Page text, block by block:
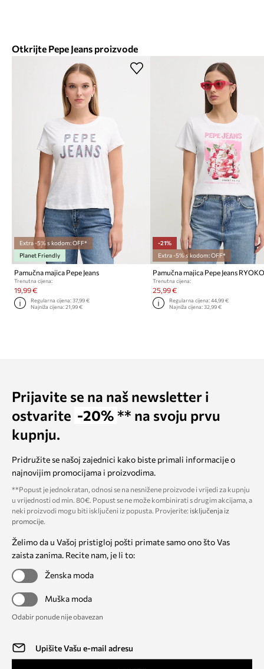
Otkrijte Pepe Jeans proizvode
Extra -5% s kodom: OFF*
Planet Friendly
Pamučna majica Pepe Jeans
Trenutna cijena:
19,99 €
Regularna cijena:37,99 €
Najniža cijena:21,99 €
-21%
Extra -5% s kodom: OFF*
Pamučna majica Pepe Jeans
Trenutna cijena:
25,99 €
Regularna cijena: 44,99 €
Najniža cijena: 32,99 €
Prijavite se na naš newsletter i
ostvarite -20% ** na svoju prvu
kupnju.
Pridružite se našoj zajednici kako biste primali informacije o
najnovijim promocijama i proizvodima.
**Popust je jednokratan, odnosi se na nesnižene proizvode i vrijedi za kupnju
u vrijednosti od min. 80€. Popust se ne može kombinirati s drugim akcijama, a
neki proizvodi mogu biti isključeni iz popusta. Provjerite: isključenja iz
promocije
Želimo da u Vašoj pristigloj pošti primate samo ono što Vas
zaista zanima. Recite nam, je li to:
Ženska moda
Muška moda
Odabir ponude nije obavezan